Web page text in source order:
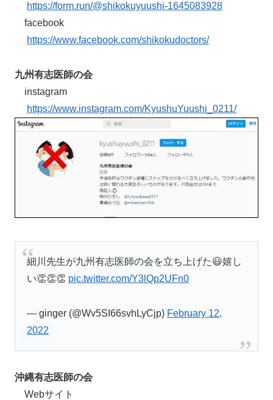
https://form.run/@shikokuyuushi-1645083928
facebook
https://www.facebook.com/shikokudoctors/
九州有志医師の会
instagram
https://www.instagram.com/KyushuYuushi_0211/
細川先生が九州有志医師の会を立ち上げた😃嬉し
い👏👏👏 pic.twitter.com/Y3lQp2UFn0
— ginger (@Wv5SI66svhLyCjp) February 12,
2022
沖縄有志医師の会
Webサイト